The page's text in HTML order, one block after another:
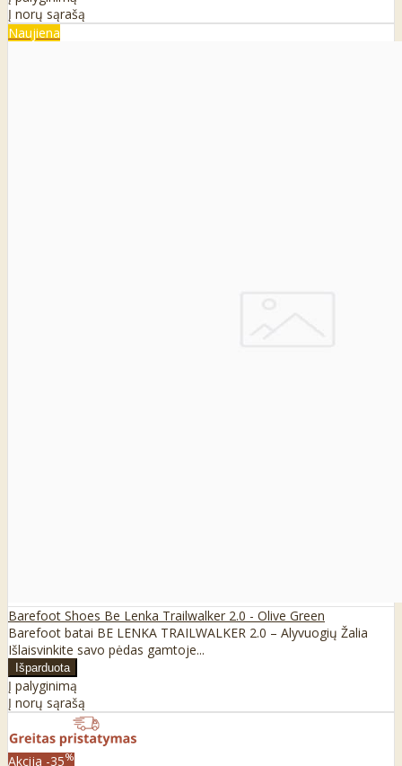
Į norų sąrašą
Naujiena
Barefoot Shoes Be Lenka Trailwalker 2.0 - Olive Green
Barefoot batai BE LENKA TRAILWALKER 2.0 – Alyvuogių Žalia
Išlaisvinkite savo pėdas gamtoje...
Į palyginimą
Į norų sąrašą
Akcija -35%